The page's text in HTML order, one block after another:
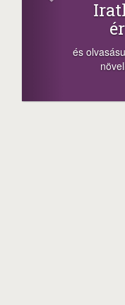
-
a